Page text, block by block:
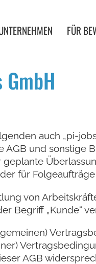
FÜR
auch „pi-
und sonstige
für
von
Begriff „Kunde“
AGB